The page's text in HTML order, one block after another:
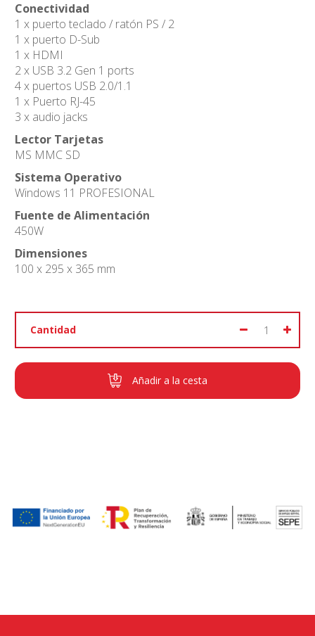
Conectividad
1 x puerto teclado / ratón PS / 2
1 x puerto D-Sub
1 x HDMI
2 x USB 3.2 Gen 1 ports
4 x puertos USB 2.0/1.1
1 x Puerto RJ-45
3 x audio jacks
Lector Tarjetas
MS MMC SD
Sistema Operativo
Windows 11 PROFESIONAL
Fuente de Alimentación
450W
Dimensiones
100 x 295 x 365 mm
Cantidad
Añadir a la cesta